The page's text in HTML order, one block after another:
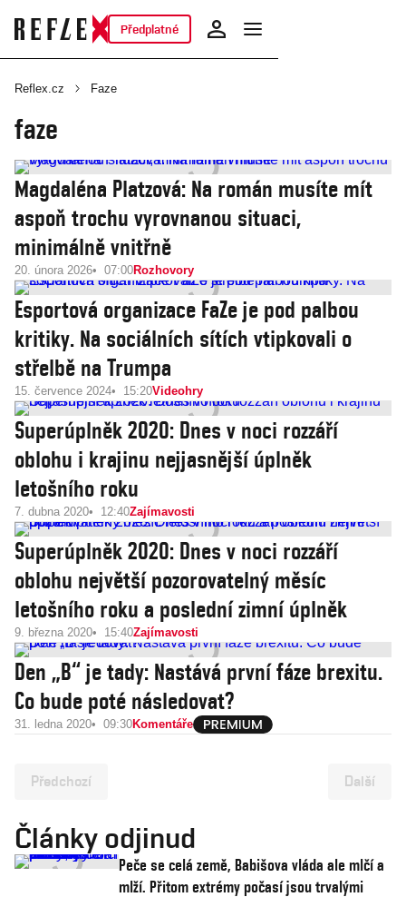
Předplatné
Reflex.cz Faze
faze
Magdaléna Platzová: Na román musíte mít
aspoň trochu vyrovnanou situaci,
minimálně vnitřně
20. února 2026 07:00Rozhovory
Esportová organizace FaZe je pod palbou
kritiky. Na sociálních sítích vtipkovali o
střelbě na Trumpa
15. července 2024 15:20Videohry
Superúplněk 2020: Dnes v noci rozzáří
oblohu i krajinu nejjasnější úplněk
letošního roku
7. dubna 2020 12:40Zajímavosti
Superúplněk 2020: Dnes v noci rozzáří
oblohu největší pozorovatelný měsíc
letošního roku a poslední zimní úplněk
9. března 2020 15:40Zajímavosti
Den „B“ je tady: Nastává první fáze brexitu.
Co bude poté následovat?
31. ledna 2020 09:30Komentáře
Předchozí Další
Články odjinud
Peče se celá země, Babišova vláda ale mlčí a
mlží. Přitom extrémy počasí jsou trvalými